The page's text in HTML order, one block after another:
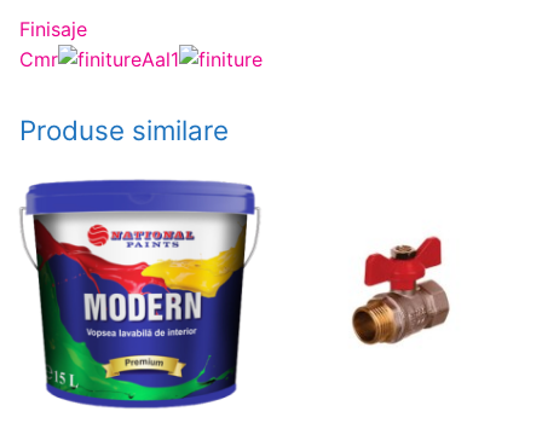
Finisaje
Cmr
Aal1
Produse similare